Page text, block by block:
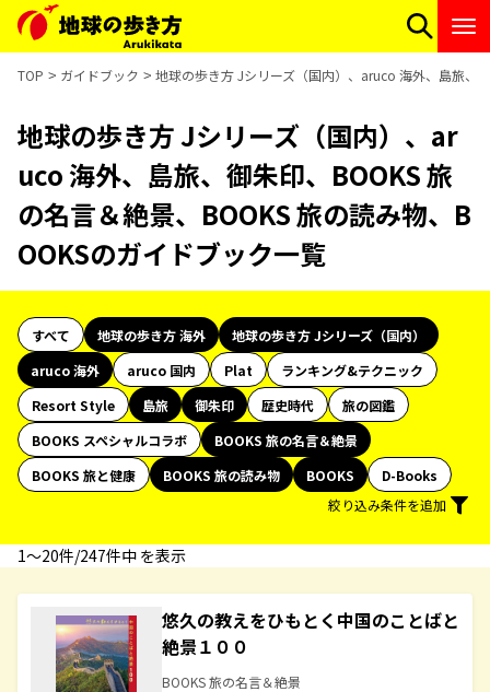
TOP ガイドブック 地球の歩き方 Jシリーズ（国内）、aruco 海外、島旅、
地球の歩き方 Jシリーズ（国内）、ar
uco 海外、島旅、御朱印、BOOKS 旅
の名言＆絶景、BOOKS 旅の読み物、B
OOKSのガイドブック一覧
すべて 地球の歩き方 海外
地球の歩き方 Jシリーズ（国内）
aruco 海外
aruco 国内 Plat
ランキング&テクニック
Resort Style
島旅 御朱印 歴史時代
旅の図鑑
BOOKS スペシャルコラボ
BOOKS 旅の名言＆絶景
BOOKS 旅と健康
BOOKS 旅の読み物 BOOKS
D-Books
絞り込み条件を追加
1〜20件/247件中 を表示
悠久の教えをひもとく中国のことばと
絶景１００
BOOKS 旅の名言＆絶景